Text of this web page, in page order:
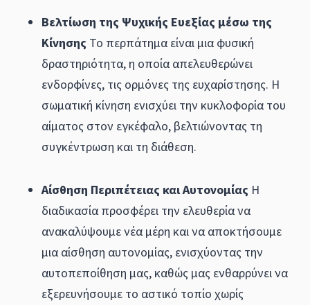
Βελτίωση της Ψυχικής Ευεξίας μέσω της
Κίνησης Το περπάτημα είναι μια φυσική
δραστηριότητα, η οποία απελευθερώνει
ενδορφίνες, τις ορμόνες της ευχαρίστησης. Η
σωματική κίνηση ενισχύει την κυκλοφορία του
αίματος στον εγκέφαλο, βελτιώνοντας τη
συγκέντρωση και τη διάθεση.
Αίσθηση Περιπέτειας και Αυτονομίας Η
διαδικασία προσφέρει την ελευθερία να
ανακαλύψουμε νέα μέρη και να αποκτήσουμε
μια αίσθηση αυτονομίας, ενισχύοντας την
αυτοπεποίθηση μας, καθώς μας ενθαρρύνει να
εξερευνήσουμε το αστικό τοπίο χωρίς